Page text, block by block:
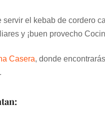
servir el kebab de cordero
y ¡buen provecho
Casera, donde